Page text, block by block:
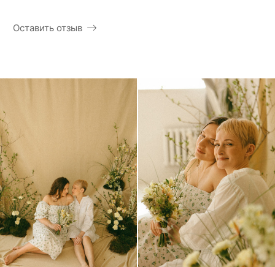
Оставить отзыв